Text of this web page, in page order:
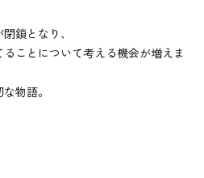
鎖となり、
ことについて考える機会が増えま
物語。